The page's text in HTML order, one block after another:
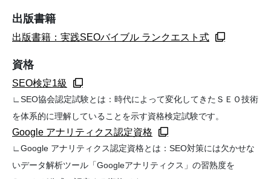
出版書籍
出版書籍：実践SEOバイブル ランクエスト式
資格
SEO検定1級
∟SEO協会認定試験とは：時代によって変化してきたＳＥＯ技術
を体系的に理解していることを示す資格検定試験です。
Google アナリティクス認定資格
∟Google アナリティクス認定資格とは：SEO対策には欠かせな
いデータ解析ツール「Googleアナリティクス」の習熟度を